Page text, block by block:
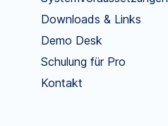
Downloads & Links
Demo Desk
Schulung für Pro
Kontakt